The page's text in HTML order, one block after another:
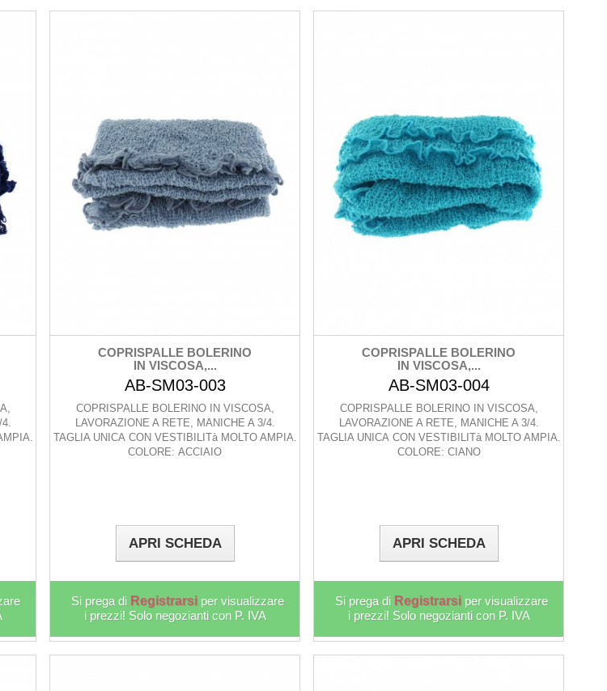
4.
COPRISPALLE BOLERINO
IN VISCOSA,...
AB-SM03-003
COPRISPALLE BOLERINO IN VISCOSA,
LAVORAZIONE A RETE, MANICHE A 3/4.
TAGLIA UNICA CON VESTIBILITà MOLTO AMPIA.
COLORE: ACCIAIO
APRI SCHEDA
Si prega di Registrarsi per visualizzare
i prezzi! Solo negozianti con P. IVA
COPRISPALLE BOLERINO
IN VISCOSA,...
AB-SM03-004
COPRISPALLE BOLERINO IN VISCOSA,
LAVORAZIONE A RETE, MANICHE A 3/4.
TAGLIA UNICA CON VESTIBILITà MOLTO AMPIA.
COLORE: CIANO
APRI SCHEDA
Si prega di Registrarsi per visualizzare
i prezzi! Solo negozianti con P. IVA